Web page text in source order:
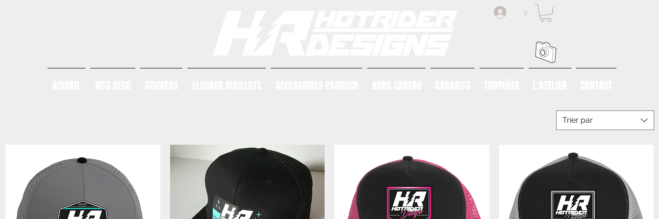
v
Trier par